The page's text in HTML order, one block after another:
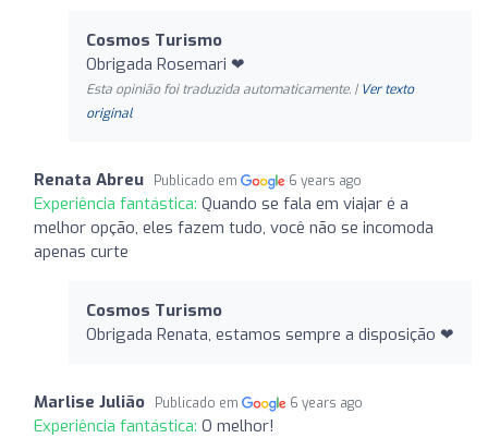
Cosmos Turismo
Obrigada Rosemari ❤
Esta opinião foi traduzida automaticamente. | Ver texto
original
Renata Abreu Publicado em 6 years ago
Experiência fantástica: Quando se fala em viajar é a
melhor opção, eles fazem tudo, você não se incomoda
apenas curte
Cosmos Turismo
Obrigada Renata, estamos sempre a disposição ❤
Marlise Julião Publicado em 6 years ago
Experiência fantástica: O melhor!